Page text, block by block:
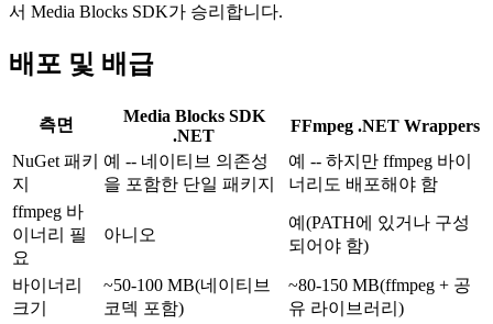
서 Media Blocks SDK가 승리합니다.
배포 및 배급
측면
Media Blocks SDK
.NET
FFmpeg .NET Wrappers
NuGet 패키
지
예 -- 네이티브 의존성
을 포함한 단일 패키지
예 -- 하지만 ffmpeg 바이
너리도 배포해야 함
ffmpeg 바
이너리 필
요
아니오
예(PATH에 있거나 구성
되어야 함)
바이너리
크기
~50-100 MB(네이티브
코덱 포함)
~80-150 MB(ffmpeg + 공
유 라이브러리)